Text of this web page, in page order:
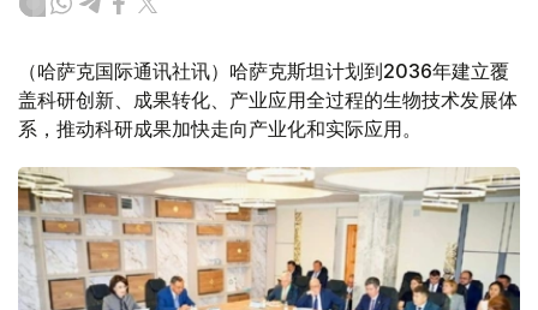
（哈萨克国际通讯社讯）哈萨克斯坦计划到2036年建立覆
盖科研创新、成果转化、产业应用全过程的生物技术发展体
系，推动科研成果加快走向产业化和实际应用。